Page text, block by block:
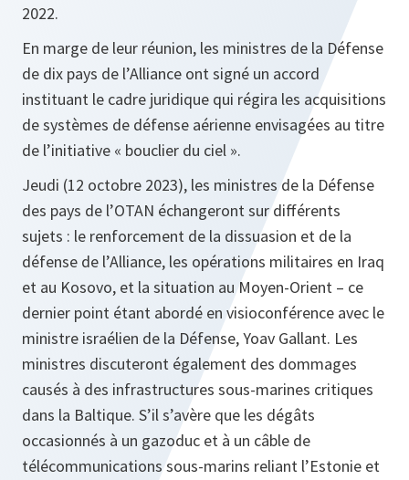
2022.
En marge de leur réunion, les ministres de la Défense
de dix pays de l’Alliance ont signé un accord
instituant le cadre juridique qui régira les acquisitions
de systèmes de défense aérienne envisagées au titre
de l’initiative « bouclier du ciel ».
Jeudi (12 octobre 2023), les ministres de la Défense
des pays de l’OTAN échangeront sur différents
sujets : le renforcement de la dissuasion et de la
défense de l’Alliance, les opérations militaires en Iraq
et au Kosovo, et la situation au Moyen-Orient – ce
dernier point étant abordé en visioconférence avec le
ministre israélien de la Défense, Yoav Gallant. Les
ministres discuteront également des dommages
causés à des infrastructures sous-marines critiques
dans la Baltique. S’il s’avère que les dégâts
occasionnés à un gazoduc et à un câble de
télécommunications sous-marins reliant l’Estonie et